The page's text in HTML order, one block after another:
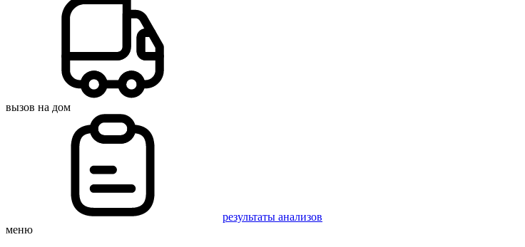
вызов на дом
результаты анализов
меню